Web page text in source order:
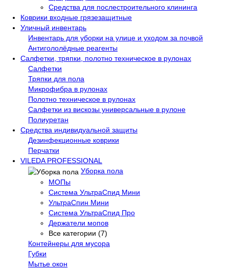
Средства для послестроительного клининга
Коврики входные грязезащитные
Уличный инвентарь
Инвентарь для уборки на улице и уходом за почвой
Антигололёдные реагенты
Салфетки, тряпки, полотно техническое в рулонах
Салфетки
Тряпки для пола
Микрофибра в рулонах
Полотно техническое в рулонах
Салфетки из вискозы универсальные в рулоне
Полиуретан
Средства индивидуальной защиты
Дезинфекционные коврики
Перчатки
VILEDA PROFESSIONAL
Уборка пола
МОПы
Система УльтраСпид Мини
УльтраСпин Мини
Система УльтраСпид Про
Держатели мопов
Все категории (7)
Контейнеры для мусора
Губки
Мытье окон